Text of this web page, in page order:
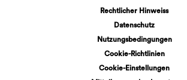
Rechtlicher Hinweiss
Datenschutz
Nutzungsbedingungen
Cookie-Richtlinien
Cookie-Einstellungen